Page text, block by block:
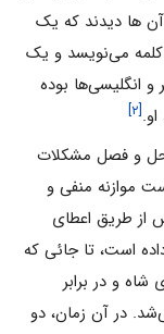
آن ها دیدند که یک
می‌نویسد و یک
و انگلیسی‌ها بوده
[۲]
حل و فصل مشکلات
موازنه منفی و
از طریق اعطای
است، تا جائی که
و در برابر
در آن زمان، دو